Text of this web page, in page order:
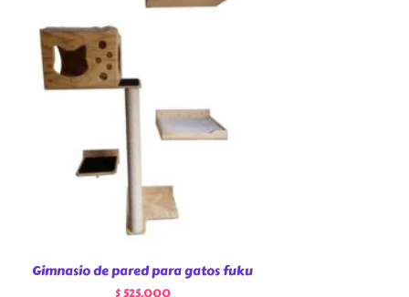
Gimnasio de pared para gatos fuku
$525.000